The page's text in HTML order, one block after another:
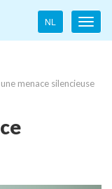
Language
navigation
NL
menace silencieuse